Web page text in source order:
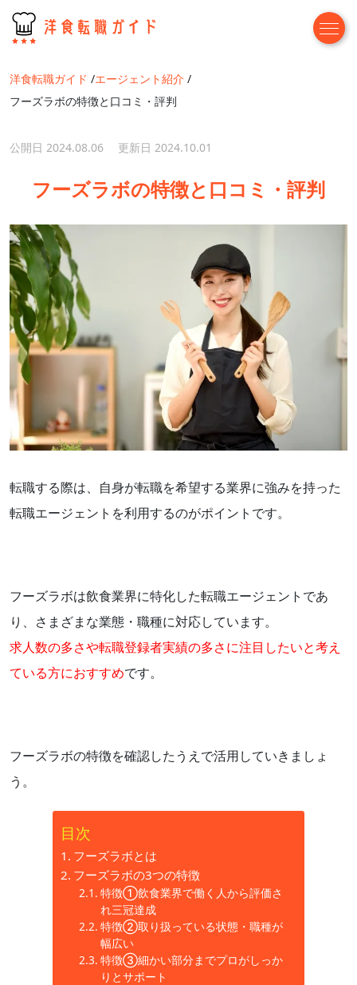
飲食業界おすすめの転職エージェント
洋食転職ガイド
エージェント紹介
フーズラボの特徴と口コミ・評判
公開日 2024.08.06 更新日 2024.10.01
フーズラボの特徴と口コミ・評判
転職する際は、自身が転職を希望する業界に強みを持った
転職エージェントを利用するのがポイントです。
フーズラボは飲食業界に特化した転職エージェントであ
り、さまざまな業態・職種に対応しています。
求人数の多さや転職登録者実績の多さに注目したいと考え
ている方におすすめです。
フーズラボの特徴を確認したうえで活用していきましょ
う。
目次
フーズラボとは
フーズラボの3つの特徴
特徴①飲食業界で働く人から評価さ
れ三冠達成
特徴②取り扱っている状態・職種が
幅広い
特徴③細かい部分までプロがしっか
りとサポート